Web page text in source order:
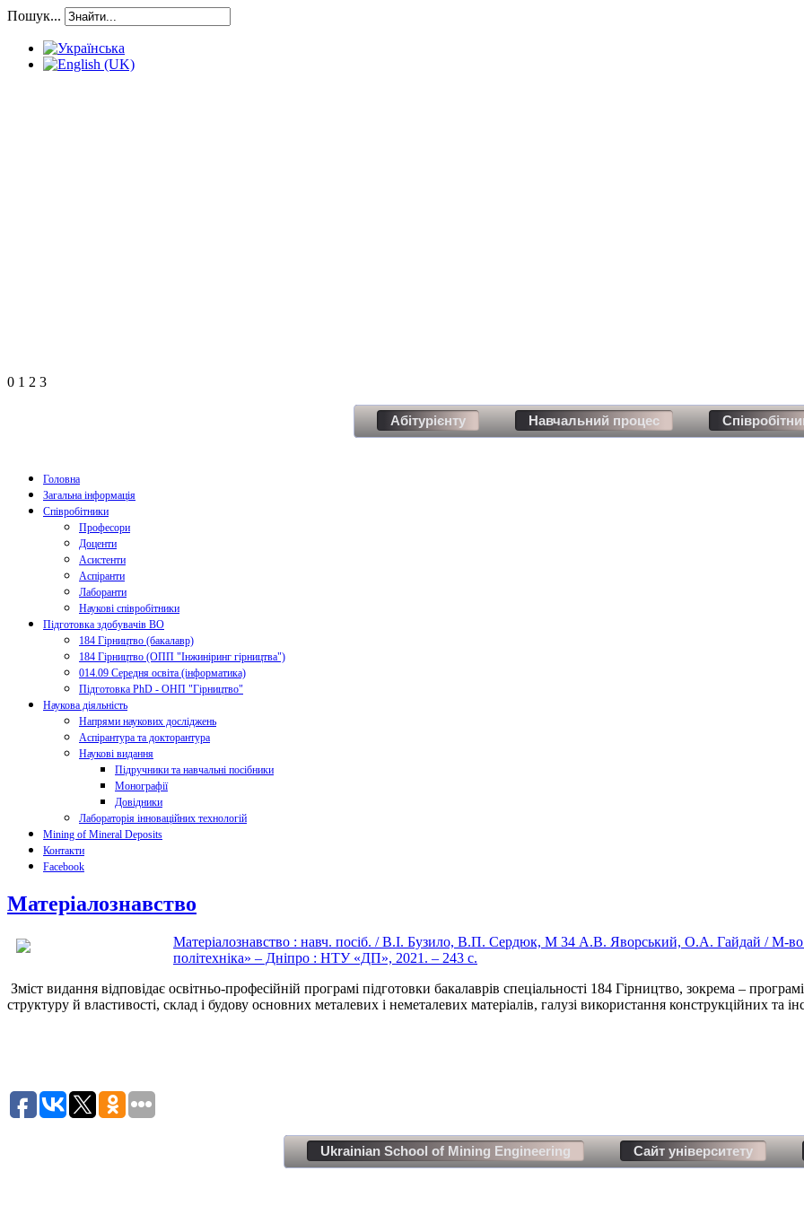
Пошук...
0 1 2 3
Абітурієнту Навчальний процес
Головна
Загальна інформація
Співробітники
Професори
Доценти
Асистенти
Аспіранти
Лаборанти
Наукові співробітники
Підготовка здобувачів ВО
184 Гірництво (бакалавр)
184 Гірництво (ОПП "Інжиніринг гірництва")
014.09 Середня освіта (інформатика)
Підготовка PhD - ОНП "Гірництво"
Наукова діяльність
Напрями наукових досліджень
Аспірантура та докторантура
Наукові видання
Підручники та навчальні посібники
Монографії
Довідники
Лабораторія інноваційних технологій
Mining of Mineral Deposits
Контакти
Facebook
Матеріалознавство
Матеріалознавство : навч. посіб. / В.І. Бузило, В.П. Сердюк, М 34 А.В. Яворський, О.А. Гайдай / М-во
політехніка» – Дніпро : НТУ «ДП», 2021. – 243 с.
Зміст видання відповідає освітньо-професійній програмі підготовки бакалаврів спеціальності 184 Гірництво, зокрема –
структуру й властивості, склад і будову основних металевих і неметалевих матеріалів, галузі використання конструкційних та
Ukrainian School of Mining Engineering Сайт університету